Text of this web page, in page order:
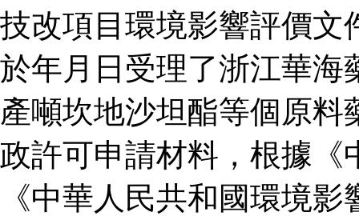
技改項目環境影響評價文
於年月日受理了浙江華海
產噸坎地沙坦酯等個原
政許可申請材料，根據《
《中華人民共和國環境